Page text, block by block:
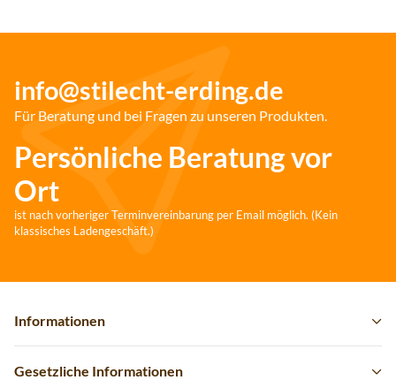
info@stilecht-erding.de
Für Beratung und bei Fragen zu unseren Produkten.
Persönliche Beratung vor
Ort
ist nach vorheriger Terminvereinbarung per Email möglich. (Kein
klassisches Ladengeschäft.)
Informationen
Gesetzliche Informationen